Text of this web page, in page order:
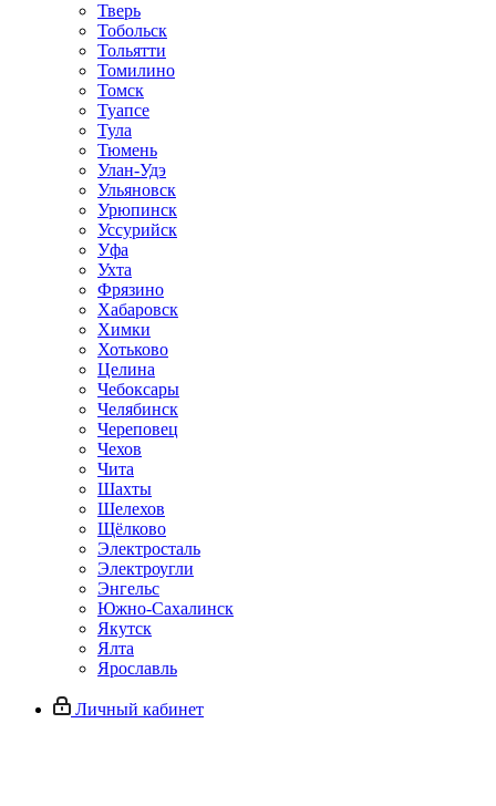
Тверь
Тобольск
Тольятти
Томилино
Томск
Туапсе
Тула
Тюмень
Улан-Удэ
Ульяновск
Урюпинск
Уссурийск
Уфа
Ухта
Фрязино
Хабаровск
Химки
Хотьково
Целина
Чебоксары
Челябинск
Череповец
Чехов
Чита
Шахты
Шелехов
Щёлково
Электросталь
Электроугли
Энгельс
Южно-Сахалинск
Якутск
Ялта
Ярославль
Личный кабинет